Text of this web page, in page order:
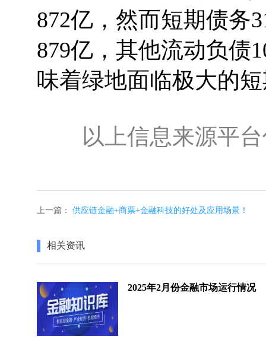
872亿，然而短期债务
879亿，其他流动负债
味着绿地面临极大的
以上信息来源平
上一篇： 供应链金融+商票+金融科技的好处及应用场景！
相关资讯
2025年2月份金融市场运行情况